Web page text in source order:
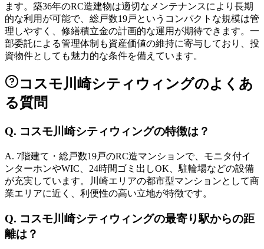
ます。築36年のRC造建物は適切なメンテナンスにより長期
的な利用が可能で、総戸数19戸というコンパクトな規模は管
理しやすく、修繕積立金の計画的な運用が期待できます。一
部委託による管理体制も資産価値の維持に寄与しており、投
資物件としても魅力的な条件を備えています。
コスモ川崎シティウィングのよくあ
る質問
Q. コスモ川崎シティウィングの特徴は？
A. 7階建て・総戸数19戸のRC造マンションで、モニタ付イ
ンターホンやWIC、24時間ゴミ出しOK、駐輪場などの設備
が充実しています。川崎エリアの都市型マンションとして商
業エリアに近く、利便性の高い立地が特徴です。
Q. コスモ川崎シティウィングの最寄り駅からの距
離は？